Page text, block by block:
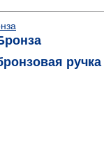
ручка